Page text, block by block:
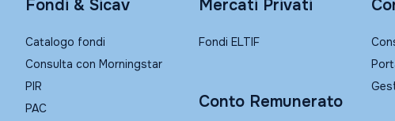
Fondi & Sicav
Catalogo fondi
Consulta con Morningstar
PIR
PAC
Mercati Privati
Fondi ELTIF
Conto Remunerato